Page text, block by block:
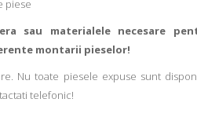
piese
sau materialele necesare
montarii pieselor!
Nu toate piesele expuse sunt
telefonic!